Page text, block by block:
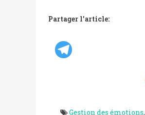
Partager l'article:
Gestion des émotions,